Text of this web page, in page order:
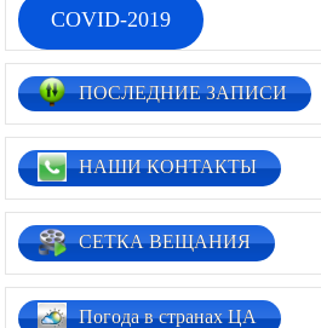
COVID-2019
ПОСЛЕДНИЕ ЗАПИСИ
НАШИ КОНТАКТЫ
СЕТКА ВЕЩАНИЯ
Погода в странах ЦА